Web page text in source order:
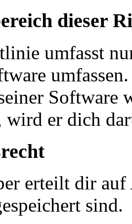
dieser
umfasst
Software
wird er dich
erteilt dir
sind.